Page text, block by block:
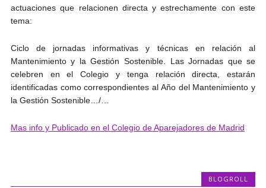
actuaciones que relacionen directa y estrechamente con este
tema:
Ciclo de jornadas informativas y técnicas en relación al
Mantenimiento y la Gestión Sostenible. Las Jornadas que se
celebren en el Colegio y tenga relación directa, estarán
identificadas como correspondientes al Año del Mantenimiento y
la Gestión Sostenible…/…
Mas info y Publicado en el Colegio de Aparejadores de Madrid
BLOGROLL